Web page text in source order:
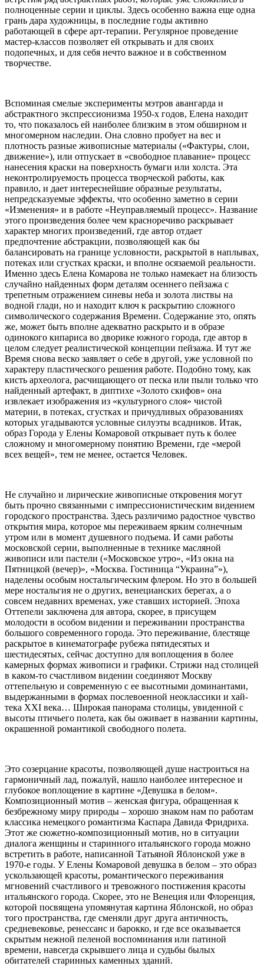
полноценные серии и циклы. Здесь особенно важна еще одна
грань дара художницы, в последние годы активно
работающей в сфере арт-терапии. Регулярное проведение
мастер-классов позволяет ей открывать и для своих
подопечных, и для себя нечто важное и в собственном
творчестве.
Вспоминая смелые эксперименты мэтров авангарда и
абстрактного экспрессионизма 1950-х годов, Елена находит
то, что показалось ей наиболее близким в этом обширном и
многомерном наследии. Она словно пробует на вес и
плотность разные живописные материалы («Фактуры, слои,
движение»), или отпускает в «свободное плавание» процесс
нанесения краски на поверхность бумаги или холста. Эта
неконтролируемость процесса творческой работы, как
правило, и дает интереснейшие образные результаты,
непредсказуемые эффекты, что особенно заметно в серии
«Изменения» и в работе «Неуправляемый процесс». Название
этого произведения более чем красноречиво раскрывает
характер многих произведений, где автор отдает
предпочтение абстракции, позволяющей как бы
балансировать на границе условности, раскрытой в наплывах,
потеках или сгустках краски, и вполне осязаемой реальности.
Именно здесь Елена Комарова не только намекает на близость
случайно найденных форм деталям осеннего пейзажа с
трепетным отражением синевы неба и золота листвы на
водной глади, но и находит ключ к раскрытию сложного
символического содержания Времени. Содержание это, опять
же, может быть вполне адекватно раскрыто и в образе
одинокого кипариса во дворике южного города, где автор в
целом следует реалистической концепции пейзажа. И тут же
Время снова веско заявляет о себе в другой, уже условной по
характеру пластического решения работе. Подобно тому, как
кисть археолога, расчищающего от песка или пыли только что
найденный артефакт, в диптихе «Золото скифов» она
извлекает изображения из «культурного слоя» чистой
материи, в потеках, сгустках и причудливых образованиях
которых угадываются условные силуэты всадников. Итак,
образ Города у Елены Комаровой открывает путь к более
сложному и многомерному понятию Времени, где «мерой
всех вещей», тем не менее, остается Человек.
Не случайно и лирические живописные откровения могут
быть прочно связанными с импрессионистическим видением
городского пространства. Здесь различимо радостное чувство
открытия мира, которое мы переживаем ярким солнечным
утром или в момент душевного подъема. И сами работы
московской серии, выполненные в технике масляной
живописи или пастели («Московское утро», «Из окна на
Пятницкой (вечер)», «Москва. Гостиница “Украина”»),
наделены особым ностальгическим флером. Но это в большей
мере ностальгия не о других, венецианских берегах, а о
совсем недавних временах, уже ставших историей. Эпоха
Оттепели заключена для автора, скорее, в присущем
молодости в особом видении и переживании пространства
большого современного города. Это переживание, блестяще
раскрытое в кинематографе рубежа пятидесятых и
шестидесятых, сейчас доступно для воплощения в более
камерных формах живописи и графики. Стрижи над столицей
в каком-то счастливом видении соединяют Москву
оттепельную и современную с ее высотными доминантами,
выдержанными в формах послевоенной неоклассики и хай-
тека XXI века… Широкая панорама столицы, увиденной с
высоты птичьего полета, как бы оживает в названии картины,
окрашенной романтикой свободного полета.
Это созерцание красоты, позволяющей душе настроиться на
гармоничный лад, пожалуй, нашло наиболее интересное и
глубокое воплощение в картине «Девушка в белом».
Композиционный мотив – женская фигура, обращенная к
безбрежному миру природы – хорошо знаком нам по работам
классика немецкого романтизма Каспара Давида Фридриха.
Этот же сюжетно-композиционный мотив, но в ситуации
диалога женщины и старинного итальянского города можно
встретить в работе, написанной Татьяной Яблонской уже в
1970-е годы. У Елены Комаровой девушка в белом – это образ
ускользающей красоты, романтического переживания
мгновений счастливого и тревожного постижения красоты
итальянского города. Скорее, это не Венеция или Флоренция,
которой посвящена упомянутая картина Яблонской, но образ
того пространства, где сменяли друг друга античность,
средневековье, ренессанс и барокко, и где все оказывается
скрытым нежной пеленой воспоминания или патиной
времени, навсегда скрывшего лица и судьбы былых
обитателей старинных каменных зданий.